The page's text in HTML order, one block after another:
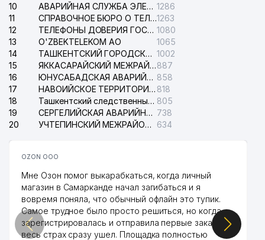
10
АВАРИЙНАЯ СЛУЖБА ЭЛЕКТРОСЕТИ ТАШКЕНТСКОГО РАЙОНА 1286
11
СПРАВОЧНОЕ БЮРО О ТЕЛЕФОНАХ ОРГАНИЗАЦИЙ г. ТАШКЕНТА1263
12
ТЕЛЕФОНЫ ДОВЕРИЯ ГОСУДАРСТВЕННОГО ЦЕНТРА ТЕСТИРОВАНИЯ 1080
13
O'ZBEKTELEKOM АО
1065
14
ТАШКЕНТСКИЙ ГОРОДСКОЙ СУД ПО ГРАЖДАНСКИМ ДЕЛАМ 1002
15
ЯККАСАРАЙСКИЙ МЕЖРАЙОННЫЙ СУД ПО ГРАЖДАНСКИМ ДЕЛАМ887
16
ЮНУСАБАДСКАЯ АВАРИЙНАЯ СЛУЖБА ЭЛЕКТРОСЕТИ 858
17
НАВОИЙСКОЕ ТЕРРИТОРИАЛЬНОЕ ПРЕДПРИЯТИЕ ЭЛЕКТРОСЕТИ АО 818
18
Ташкентский следственный изолятор 805
19
СЕРГЕЛИЙСКАЯ АВАРИЙНАЯ СЛУЖБА ЭЛЕКТРОСЕТИ 738
20
УЧТЕПИНСКИЙ МЕЖРАЙОННЫЙ СУД ПО ГРАЖДАНСКИМ ДЕЛАМ 634
OZON ООО
Мне Озон помог выкарабкаться, когда личный
магазин в Самарканде начал загибаться и я
вовремя поняла, что обычный офлайн это тупик.
Самое трудное было просто решиться, но когда
зарегистрировалась и отправила первые заказы,
весь страх сразу ушел. Площадка полностью